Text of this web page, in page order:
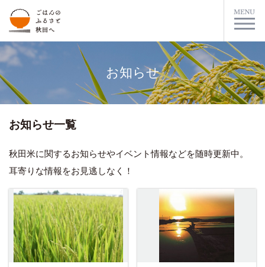
お知らせ
お知らせ一覧
秋田米に関するお知らせやイベント情報などを随時更新中。
耳寄りな情報をお見逃しなく！